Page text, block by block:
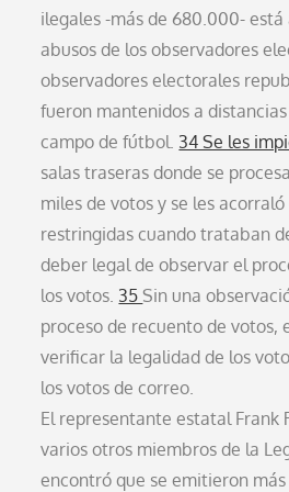
ilegales -más de 680.000- está
abusos de los observadores
observadores electorales
fueron mantenidos a
campo de fútbol. 34 Se les
salas traseras donde se
miles de votos y se les acorraló
restringidas cuando trataban
deber legal de observar el
los votos. 35Sin una
proceso de recuento de votos,
verificar la legalidad de los
los votos de correo.
El representante estatal Frank
varios otros miembros de la
encontró que se emitieron